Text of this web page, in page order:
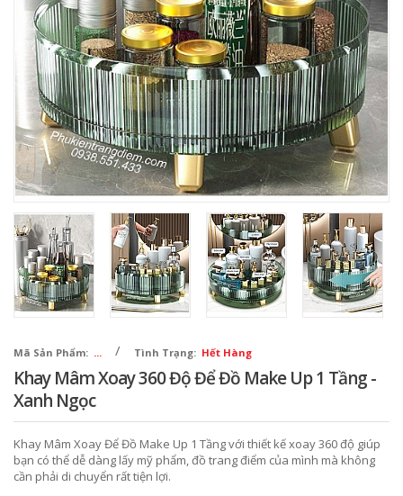
Mã Sản Phẩm: ... / Tình Trạng: Hết Hàng
Khay Mâm Xoay 360 Độ Để Đồ Make Up 1 Tầng -
Xanh Ngọc
Khay Mâm Xoay Để Đồ Make Up 1 Tầng với thiết kế xoay 360 độ giúp
bạn có thể dễ dàng lấy mỹ phẩm, đồ trang điểm của mình mà không
cần phải di chuyển rất tiện lợi.